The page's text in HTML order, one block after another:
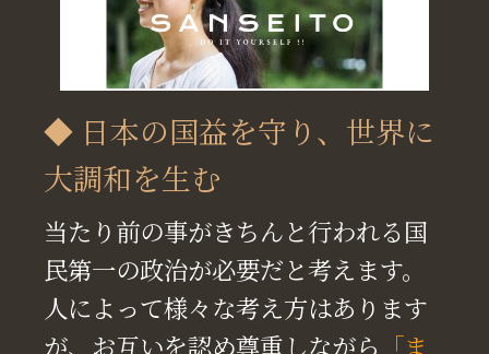
◆ 日本の国益を守り、世界に
大調和を生む
当たり前の事がきちんと行われる国
民第一の政治が必要だと考えます。
人によって様々な考え方はあります
が、お互いを認め尊重しながら 「ま